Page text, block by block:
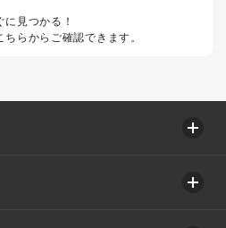
見つかる！
らからご確認できます。